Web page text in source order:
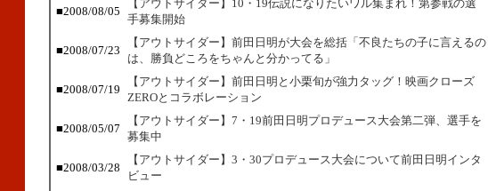
■2008/08/05
【アウトサイダー】10・19伝説になりたいワル集まれ！第参戦の選
手募集開始
■2008/07/23
【アウトサイダー】前田日明が大会を総括「不良たちの子に言えるの
は、勝負どころをちゃんと分かってる」
■2008/07/19
【アウトサイダー】前田日明と小栗旬が強力タッグ！映画クローズ
ZEROとコラボレーション
■2008/05/07
【アウトサイダー】7・19前田日明プロデュース大会第二弾、選手を
募集中
■2008/03/28
【アウトサイダー】3・30プロデュース大会について前田日明インタ
ビュー